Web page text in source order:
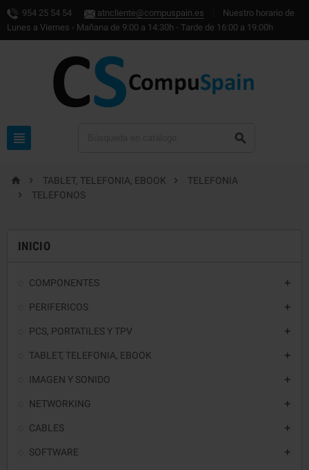
954 25 54 54 atncliente@compuspain.es
Nuestro horario de
Lunes a Viernes - Mañana de 9:00 a 14:30h - Tarde de 16:00 a 19:00h
 
  TABLET, TELEFONIA, EBOOK 
TELEFONIA

TELEFONOS
INICIO
COMPONENTES 
PERIFERICOS 
PCS, PORTATILES Y TPV 
TABLET, TELEFONIA, EBOOK 
IMAGEN Y SONIDO 
NETWORKING 
CABLES 
SOFTWARE 